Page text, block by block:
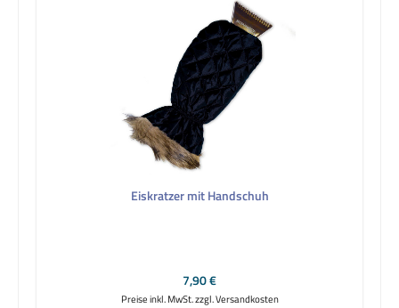
Eiskratzer mit Handschuh
Regulärer Preis:
7,90 €
Preise inkl. MwSt. zzgl. Versandkosten